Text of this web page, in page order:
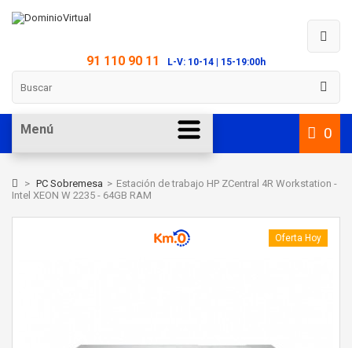
91 110 90 11 L-V: 10-14 | 15-19:00h
0
Menú
> PC Sobremesa > Estación de trabajo HP ZCentral 4R Workstation -
Intel XEON W 2235 - 64GB RAM
Oferta Hoy